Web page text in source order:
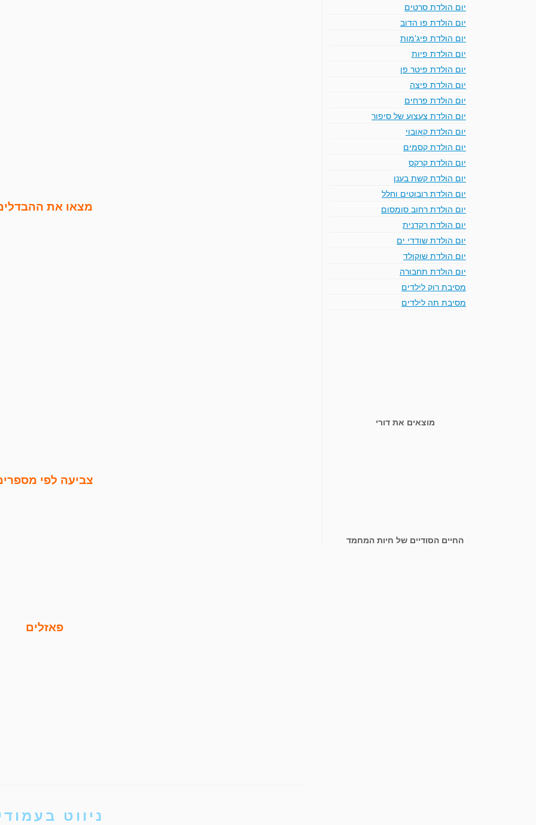
יום הולדת סרטים
יום הולדת פו הדוב
יום הולדת פיג'מות
יום הולדת פיות
יום הולדת פיטר פן
יום הולדת פיצה
יום הולדת פרחים
יום הולדת צעצוע של סיפור
יום הולדת קאובוי
יום הולדת קסמים
יום הולדת קרקס
יום הולדת קשת בענן
יום הולדת רובוטים וחלל
יום הולדת רחוב סומסום
יום הולדת רקדנית
יום הולדת שודדי ים
יום הולדת שוקולד
יום הולדת תחבורה
מסיבת רוק לילדים
מסיבת תה לילדים
מוצאים את דורי
החיים הסודיים של חיות המחמד
מצאו את
צביעה לפי
פאזלים
ניווט